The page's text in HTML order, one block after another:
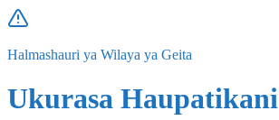
Halmashauri ya Wilaya ya Geita
Ukurasa Haupatikani